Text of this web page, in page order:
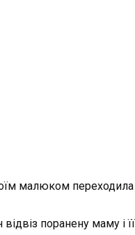
малюком переходила
поранену маму і